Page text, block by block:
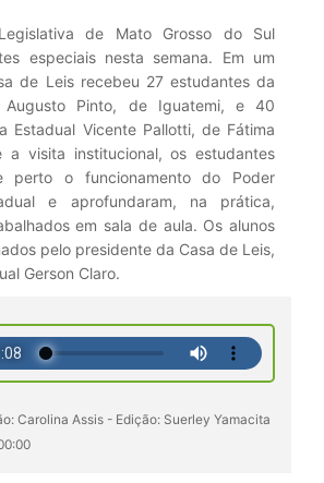
de Mato Grosso do Sul
especiais nesta semana. Em um
de Leis recebeu 27 estudantes da
Augusto Pinto, de Iguatemi, e 40
Estadual Vicente Pallotti, de Fátima
a visita institucional, os estudantes
perto o funcionamento do Poder
e aprofundaram, na prática,
em sala de aula. Os alunos
pelo presidente da Casa de Leis,
Gerson Claro.
Carolina Assis - Edição: Suerley Yamacita